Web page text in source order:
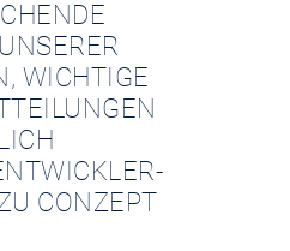
WICHTIGE
CONZEPT